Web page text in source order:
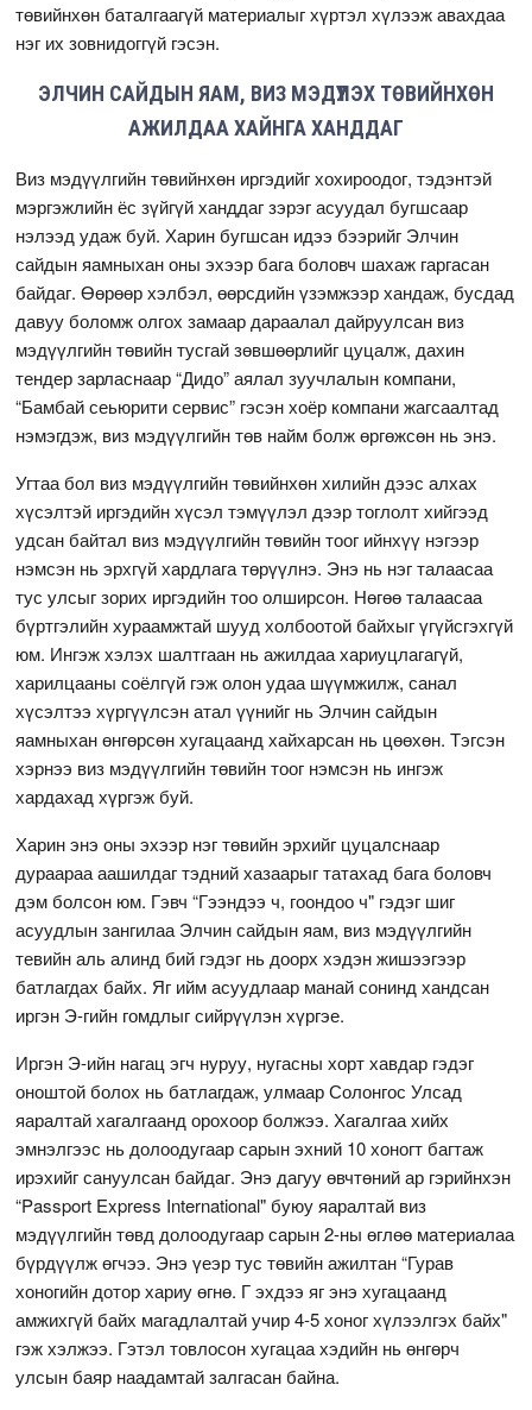
төвийнхөн баталгаагүй материалыг хүртэл хүлээж авахдаа
нэг их зовнидоггүй гэсэн.
ЭЛЧИН САЙДЫН ЯАМ, ВИЗ МЭДҮҮЛЭХ ТӨВИЙНХӨН
АЖИЛДАА ХАЙНГА ХАНДДАГ
Виз мэдүүлгийн төвийнхөн иргэдийг хохироодог, тэдэнтэй
мэргэжлийн ёс зүйгүй ханддаг зэрэг асуудал бугшсаар
нэлээд удаж буй. Харин бугшсан идээ бээрийг Элчин
сайдын яамныхан оны эхээр бага боловч шахаж гаргасан
байдаг. Өөрөөр хэлбэл, өөрсдийн үзэмжээр хандаж, бусдад
давуу боломж олгох замаар дараалал дайруулсан виз
мэдүүлгийн төвийн тусгай зөвшөөрлийг цуцалж, дахин
тендер зарласнаар “Дидо” аялал зуучлалын компани,
“Бамбай сеьюрити сервис” гэсэн хоёр компани жагсаалтад
нэмэгдэж, виз мэдүүлгийн төв найм болж өргөжсөн нь энэ.
Угтаа бол виз мэдүүлгийн төвийнхөн хилийн дээс алхах
хүсэлтэй иргэдийн хүсэл тэмүүлэл дээр тоглолт хийгээд
удсан байтал виз мэдүүлгийн төвийн тоог ийнхүү нэгээр
нэмсэн нь эрхгүй хардлага төрүүлнэ. Энэ нь нэг талаасаа
тус улсыг зорих иргэдийн тоо олширсон. Нөгөө талаасаа
бүртгэлийн хураамжтай шууд холбоотой байхыг үгүйсгэхгүй
юм. Ингэж хэлэх шалтгаан нь ажилдаа хариуцлагагүй,
харилцааны соёлгүй гэж олон удаа шүүмжилж, санал
хүсэлтээ хүргүүлсэн атал үүнийг нь Элчин сайдын
яамныхан өнгөрсөн хугацаанд хайхарсан нь цөөхөн. Тэгсэн
хэрнээ виз мэдүүлгийн төвийн тоог нэмсэн нь ингэж
хардахад хүргэж буй.
Харин энэ оны эхээр нэг төвийн эрхийг цуцалснаар
дураараа аашилдаг тэдний хазаарыг татахад бага боловч
дэм болсон юм. Гэвч “Гээндээ ч, гоондоо ч" гэдэг шиг
асуудлын зангилаа Элчин сайдын яам, виз мэдүүлгийн
тевийн аль алинд бий гэдэг нь доорх хэдэн жишээгээр
батлагдах байх. Яг ийм асуудлаар манай сонинд хандсан
иргэн Э-гийн гомдлыг сийрүүлэн хүргэе.
Иргэн Э-ийн нагац эгч нуруу, нугасны хорт хавдар гэдэг
оноштой болох нь батлагдаж, улмаар Солонгос Улсад
яаралтай хагалгаанд орохоор болжээ. Хагалгаа хийх
эмнэлгээс нь долоодугаар сарын эхний 10 хоногт багтаж
ирэхийг сануулсан байдаг. Энэ дагуу өвчтөний ар гэрийнхэн
“Passport Express International" буюу яаралтай виз
мэдүүлгийн төвд долоодугаар сарын 2-ны өглөө материалаа
бүрдүүлж өгчээ. Энэ үеэр тус төвийн ажилтан “Гурав
хоногийн дотор хариу өгнө. Г эхдээ яг энэ хугацаанд
амжихгүй байх магадлалтай учир 4-5 хоног хүлээлгэх байх"
гэж хэлжээ. Гэтэл товлосон хугацаа хэдийн нь өнгөрч
улсын баяр наадамтай залгасан байна.